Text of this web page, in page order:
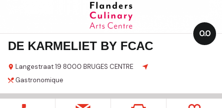
DE KARMELIET BY FCAC
Langestraat 19 8000 BRUGES CENTRE
0.0
Gastronomique